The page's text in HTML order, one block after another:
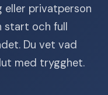
eller privatperson
start och full
Du vet vad
med trygghet.